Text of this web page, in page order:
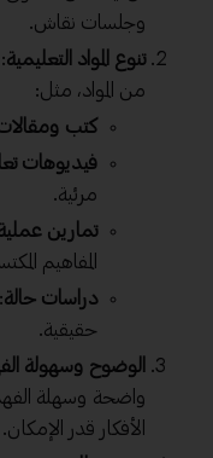
وجلسات نقاش.
تنوع المواد التعليمية
من المواد، مثل:
كتب
فيديوهات
مرئية.
تمارين
المفاهيم
دراسات حالة
حقيقية.
الوضوح وسهولة
واضحة وسهلة
الأفكار قدر الإمكان.